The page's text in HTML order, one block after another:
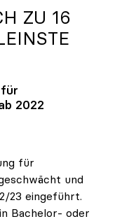
ZU 16
2022
für
und
23 eingeführt.
Bachelor- oder